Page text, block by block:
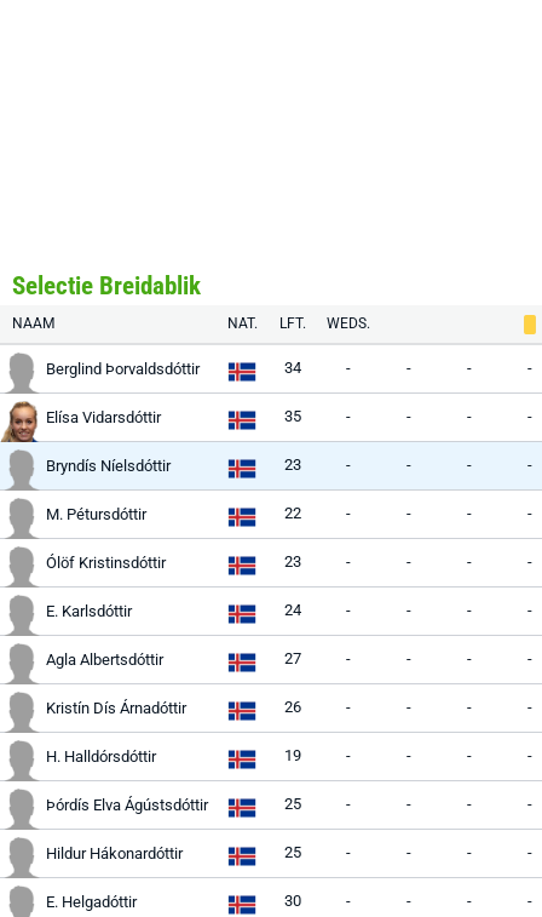
Selectie Breidablik
NAAM NAT. LFT. WEDS.
Berglind Þorvaldsdóttir 34 - - - -
Elísa Vidarsdóttir 35 - - - -
Bryndís Níelsdóttir 23 - - - -
M. Pétursdóttir 22 - - - -
Ólöf Kristinsdóttir 23 - - - -
E. Karlsdóttir 24 - - - -
Agla Albertsdóttir 27 - - - -
Kristín Dís Árnadóttir 26 - - - -
H. Halldórsdóttir 19 - - - -
Þórdís Elva Ágústsdóttir 25 - - - -
Hildur Hákonardóttir 25 - - - -
E. Helgadóttir 30 - - - -